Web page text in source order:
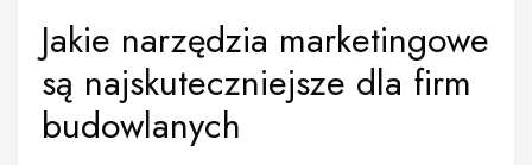
Jakie narzędzia marketingowe
są najskuteczniejsze dla firm
budowlanych